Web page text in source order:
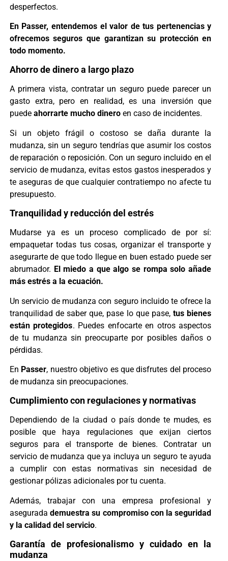
desperfectos.
En Passer, entendemos el valor de tus pertenencias y
ofrecemos seguros que garantizan su protección en
todo momento.
Ahorro de dinero a largo plazo
A primera vista, contratar un seguro puede parecer un
gasto extra, pero en realidad, es una inversión que
puede ahorrarte mucho dineroen caso de incidentes.
Si un objeto frágil o costoso se daña durante la
mudanza, sin un seguro tendrías que asumir los costos
de reparación o reposición. Con un seguro incluido en el
servicio de mudanza, evitas estos gastos inesperados y
te aseguras de que cualquier contratiempo no afecte tu
presupuesto.
Tranquilidad y reducción del estrés
Mudarse ya es un proceso complicado de por sí:
empaquetar todas tus cosas, organizar el transporte y
asegurarte de que todo llegue en buen estado puede ser
abrumador. El miedo a que algo se rompa solo añade
más estrés a la ecuación.
Un servicio de mudanza con seguro incluido te ofrece la
tranquilidad de saber que, pase lo que pase,tus bienes
están protegidos. Puedes enfocarte en otros aspectos
de tu mudanza sin preocuparte por posibles daños o
pérdidas.
En Passer, nuestro objetivo es que disfrutes del proceso
de mudanza sin preocupaciones.
Cumplimiento con regulaciones y normativas
Dependiendo de la ciudad o país donde te mudes, es
posible que haya regulaciones que exijan ciertos
seguros para el transporte de bienes. Contratar un
servicio de mudanza que ya incluya un seguro te ayuda
a cumplir con estas normativas sin necesidad de
gestionar pólizas adicionales por tu cuenta.
Además, trabajar con una empresa profesional y
aseguradademuestra su compromiso con la seguridad
y la calidad del servicio.
Garantía de profesionalismo y cuidado en la
mudanza